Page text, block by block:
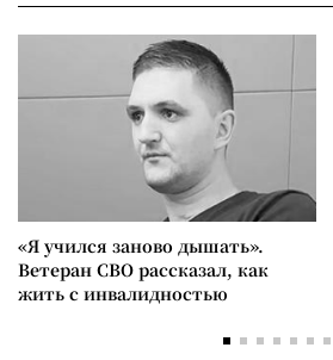
«Я учился заново дышать».
Ветеран СВО рассказал, как
жить с инвалидностью